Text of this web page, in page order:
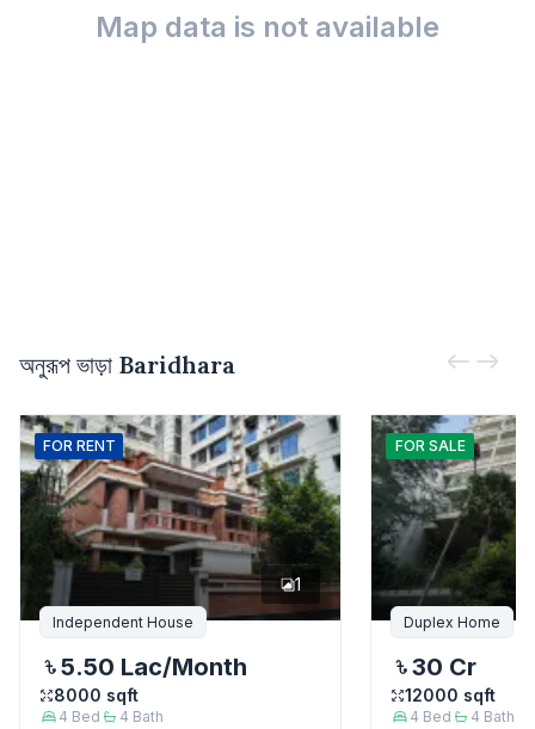
Map data is not available
অনুরূপ ভাড়া Baridhara
FOR RENT
1
Independent House
5.50 Lac/Month
8000 sqft
4 Bed 4 Bath
FOR SALE
Duplex Home
30 Cr
12000 sqft
4 Bed 4 Bath